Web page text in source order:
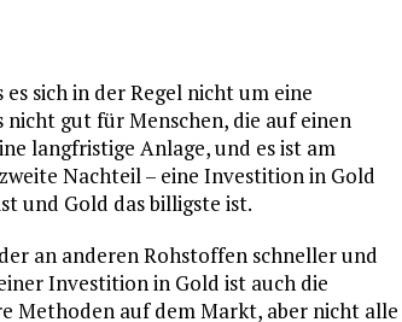
sich in der Regel nicht um eine
gut für Menschen, die auf einen
langfristige Anlage, und es ist am
Nachteil – eine Investition in Gold
und Gold das billigste ist.
an anderen Rohstoffen schneller und
Investition in Gold ist auch die
Methoden auf dem Markt, aber nicht alle